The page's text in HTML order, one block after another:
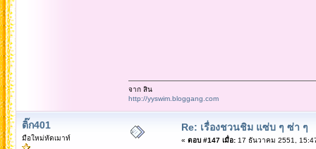
จาก สิน
http://yyswim.bloggang.com
ติ๊ก401
มือใหม่หัดเมาท์
Re: เรื่องชวนชิม แซ่บ ๆ ซ่า ๆ
« ตอบ #147 เมื่อ:17 ธันวาคม 2551,